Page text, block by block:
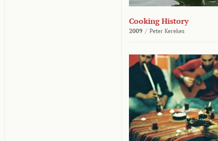
Cooking History
2009 / Peter Kerekes